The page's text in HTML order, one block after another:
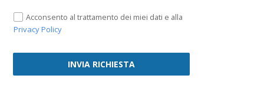
Acconsento al trattamento dei miei dati e alla
Privacy Policy
INVIA RICHIESTA